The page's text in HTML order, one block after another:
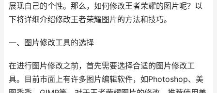
展现自己的个性。那么，如何修改王者荣耀的图片呢？以
下将详细介绍修改王者荣耀图片的方法和技巧。
一、图片修改工具的选择
在进行图片修改之前，首先需要选择合适的图片修改工
具。目前市面上有许多图片编辑软件，如Photoshop、美